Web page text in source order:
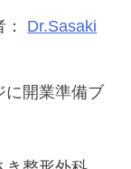
Dr.Sasaki
に開業準備ブ